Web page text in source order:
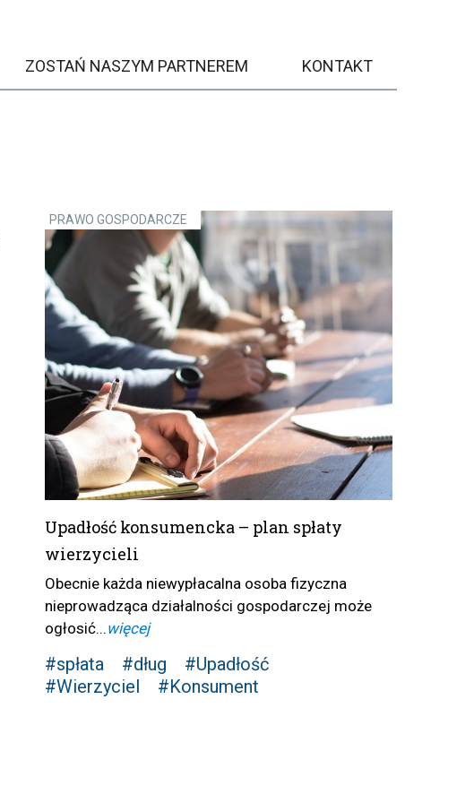
ZOSTAŃ NASZYM PARTNEREM KONTAKT
PRAWO GOSPODARCZE
Upadłość konsumencka – plan spłaty
wierzycieli
Obecnie każda niewypłacalna osoba fizyczna
nieprowadząca działalności gospodarczej może
ogłosić...więcej
#spłata #dług
#Upadłość
#Wierzyciel
#Konsument